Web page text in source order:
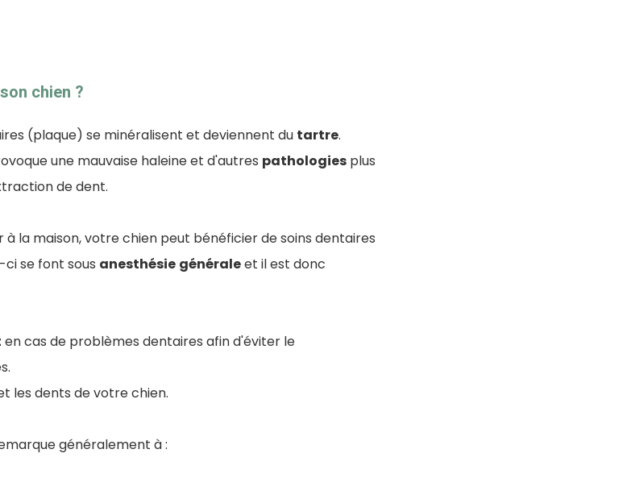
chien ?
(plaque) se minéralisent et deviennent du tartre.
une mauvaise haleine et d'autres pathologies plus
de dent.
la maison, votre chien peut bénéficier de soins dentaires
se font sous anesthésie généraleet il est donc
en cas de problèmes dentaires afin d'éviter le
les dents de votre chien.
généralement à :